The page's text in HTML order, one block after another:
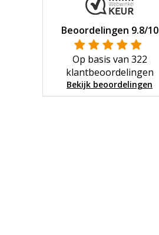
Beoordelingen 9.8/10
Op basis van 322
klantbeoordelingen
Bekijk beoordelingen